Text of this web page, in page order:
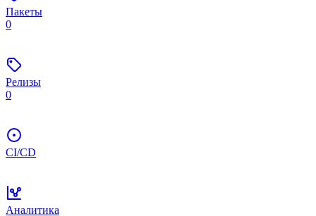
Пакеты
0
Релизы
0
CI/CD
Аналитика